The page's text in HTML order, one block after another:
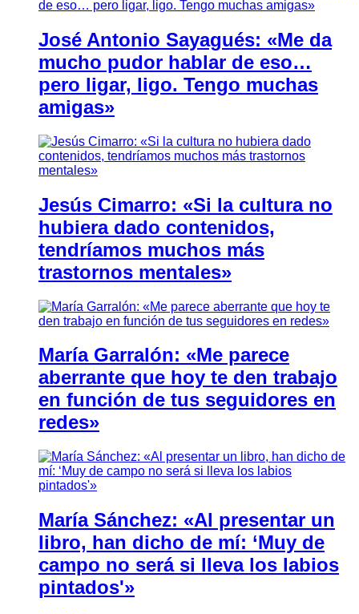
José Antonio Sayagués: «Me da
mucho pudor hablar de eso…
pero ligar, ligo. Tengo muchas
amigas»
Jesús Cimarro: «Si la cultura no
hubiera dado contenidos,
tendríamos muchos más
trastornos mentales»
María Garralón: «Me parece
aberrante que hoy te den trabajo
en función de tus seguidores en
redes»
María Sánchez: «Al presentar un
libro, han dicho de mí: ‘Muy de
campo no será si lleva los labios
pintados'»